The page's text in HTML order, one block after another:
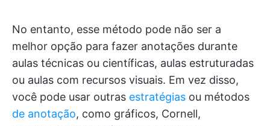
No entanto, esse método pode não ser a
melhor opção para fazer anotações durante
aulas técnicas ou científicas, aulas estruturadas
ou aulas com recursos visuais. Em vez disso,
você pode usar outras estratégias ou métodos
de anotação, como gráficos, Cornell,